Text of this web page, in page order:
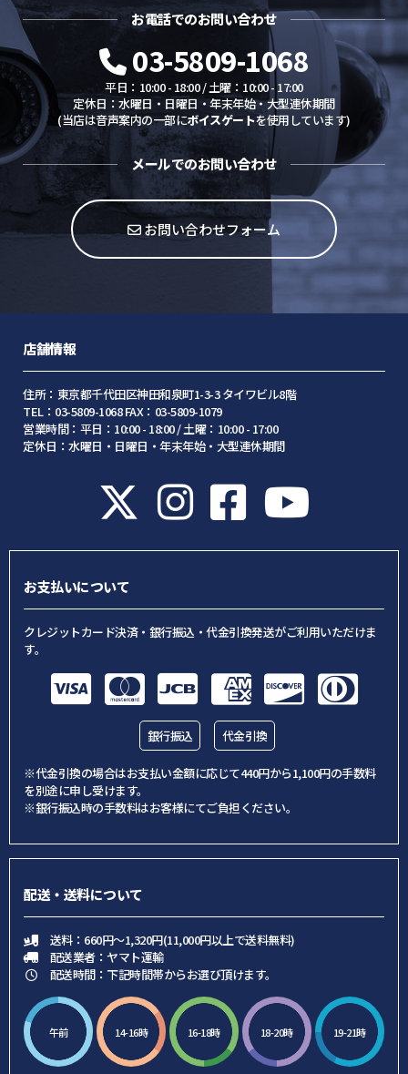
お電話でのお問い合わせ
03-5809-1068
平日：10:00 - 18:00 / 土曜：10:00 - 17:00
定休日：水曜日・日曜日・年末年始・大型連休期間
(当店は音声案内の一部にボイスゲートを使用しています)
メールでのお問い合わせ
お問い合わせフォーム
店舗情報
住所：東京都千代田区神田和泉町1-3-3 タイワビル8階
TEL：03-5809-1068 FAX：03-5809-1079
営業時間：平日：10:00 - 18:00 / 土曜：10:00 - 17:00
定休日：水曜日・日曜日・年末年始・大型連休期間
お支払いについて
クレジットカード決済・銀行振込・代金引換発送がご利用いただけま
す。
銀行振込 代金引換
※代金引換の場合はお支払い金額に応じて440円から1,100円の手数料
を別途に申し受けます。
※銀行振込時の手数料はお客様にてご負担ください。
配送・送料について
送料：660円～1,320円(11,000円以上で送料無料)
配送業者：ヤマト運輸
配送時間：下記時間帯からお選び頂けます。
午前 14-16時 16-18時 18-20時 19-21時